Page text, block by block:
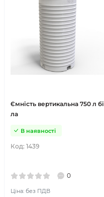
Ємність вертикальна 750 л бі
ла
Код: 1439
В наявності
0
Ціна: без ПДВ